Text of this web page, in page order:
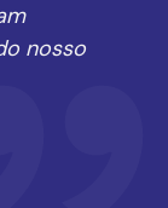
nosso